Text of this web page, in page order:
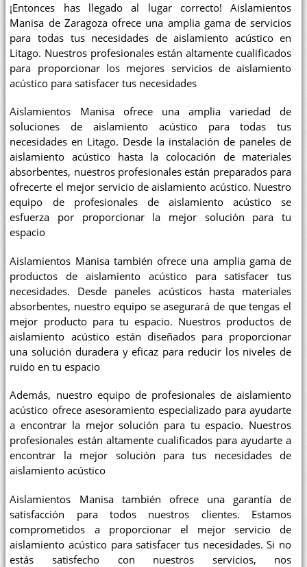
¡Entonces has llegado al lugar correcto! Aislamientos
Manisa de Zaragoza ofrece una amplia gama de servicios
para todas tus necesidades de aislamiento acústico en
Litago. Nuestros profesionales están altamente cualificados
para proporcionar los mejores servicios de aislamiento
acústico para satisfacer tus necesidades
Aislamientos Manisa ofrece una amplia variedad de
soluciones de aislamiento acústico para todas tus
necesidades en Litago. Desde la instalación de paneles de
aislamiento acústico hasta la colocación de materiales
absorbentes, nuestros profesionales están preparados para
ofrecerte el mejor servicio de aislamiento acústico. Nuestro
equipo de profesionales de aislamiento acústico se
esfuerza por proporcionar la mejor solución para tu
espacio
Aislamientos Manisa también ofrece una amplia gama de
productos de aislamiento acústico para satisfacer tus
necesidades. Desde paneles acústicos hasta materiales
absorbentes, nuestro equipo se asegurará de que tengas el
mejor producto para tu espacio. Nuestros productos de
aislamiento acústico están diseñados para proporcionar
una solución duradera y eficaz para reducir los niveles de
ruido en tu espacio
Además, nuestro equipo de profesionales de aislamiento
acústico ofrece asesoramiento especializado para ayudarte
a encontrar la mejor solución para tu espacio. Nuestros
profesionales están altamente cualificados para ayudarte a
encontrar la mejor solución para tus necesidades de
aislamiento acústico
Aislamientos Manisa también ofrece una garantía de
satisfacción para todos nuestros clientes. Estamos
comprometidos a proporcionar el mejor servicio de
aislamiento acústico para satisfacer tus necesidades. Si no
estás satisfecho con nuestros servicios, nos